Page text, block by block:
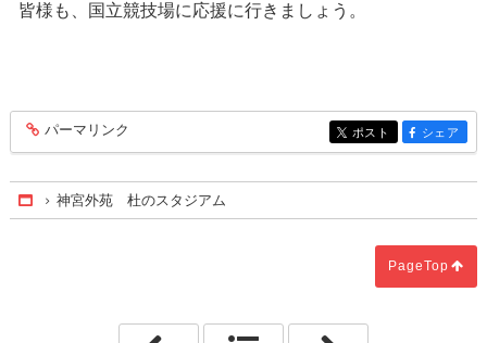
皆様も、国立競技場に応援に行きましょう。
entry167
パーマリンク entry167
ポスト entry167
シェア
Home
神宮外苑 杜のスタジアム
PageTop
「一つの部屋で暮らせる日本人」